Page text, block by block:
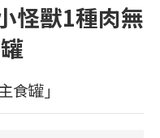
怪獸1種肉無
食罐」